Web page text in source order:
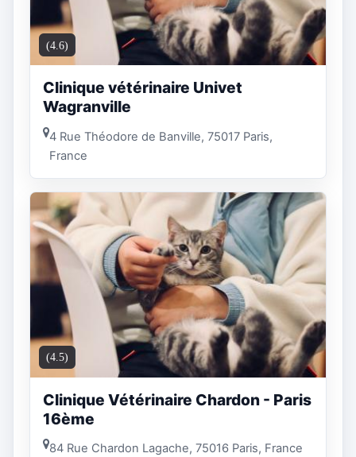
(4.6)
Clinique vétérinaire Univet
Wagranville
4 Rue Théodore de Banville, 75017 Paris,
France
(4.5)
Clinique Vétérinaire Chardon - Paris
16ème
84 Rue Chardon Lagache, 75016 Paris, France